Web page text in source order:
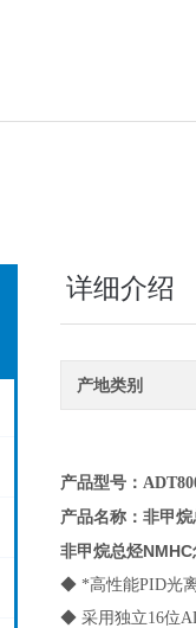
详细介绍
产地类别
产品型号：
产品名称： 非甲
非甲烷总烃
◆ *高性能PID光
◆ 采用独立16位